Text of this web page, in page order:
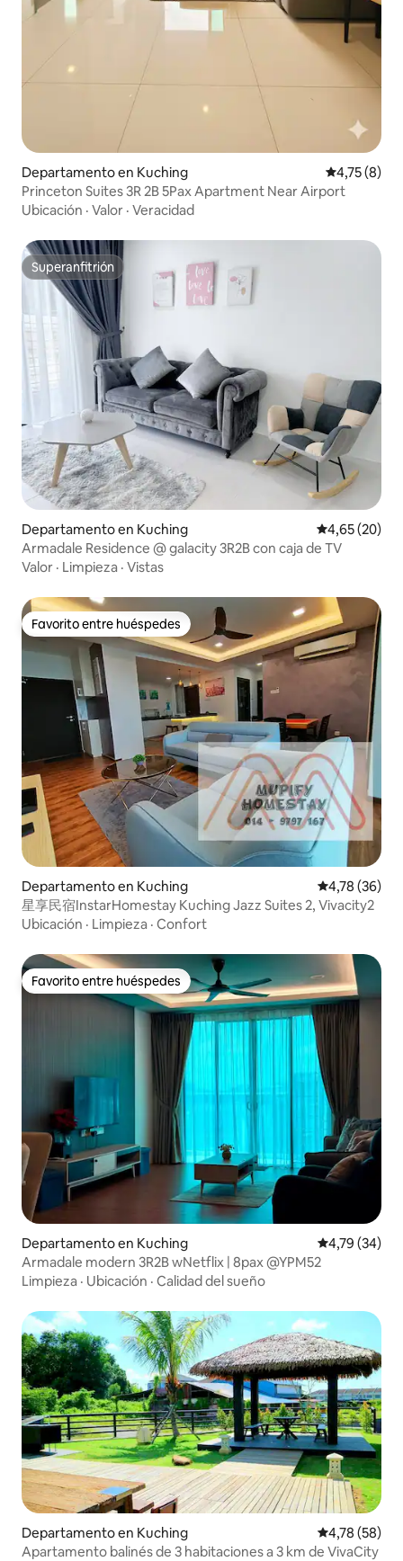
Departamento en Kuching Calificación
4,75 (8)
Princeton Suites 3R 2B 5Pax Apartment Near Airport
Ubicación · Valor · Veracidad
Superanfitrión
Superanfitrión
Departamento en Kuching Calificación
4,65 (20)
Armadale Residence @ galacity 3R2B con caja de TV
Valor · Limpieza · Vistas
Favorito entre huéspedes
Favorito entre huéspedes
Departamento en Kuching Calificación
4,78 (36)
星享民宿InstarHomestay Kuching Jazz Suites 2, Vivacity2
Ubicación · Limpieza · Confort
Favorito entre huéspedes
Favorito entre huéspedes
Departamento en Kuching Calificación
4,79 (34)
Armadale modern 3R2B wNetflix | 8pax @YPM52
Limpieza · Ubicación · Calidad del sueño
Departamento en Kuching Calificación
4,78 (58)
Apartamento balinés de 3 habitaciones a 3 km de VivaCity